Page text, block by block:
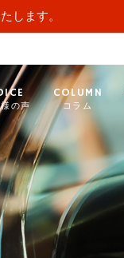
します。
の声
COLUMN
コラム